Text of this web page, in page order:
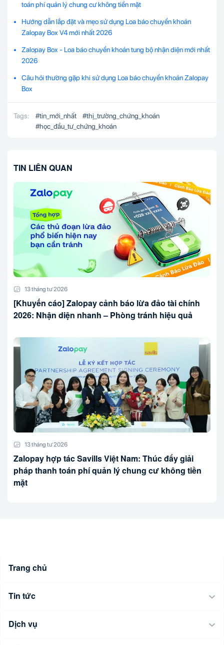
toán phí quản lý chung cư không tiền mặt
Hướng dẫn lắp đặt và mẹo sử dụng Loa báo chuyển khoản
Zalopay Box V4 mới nhất 2026
Zalopay Box - Loa báo chuyển khoản tung bộ nhận diện mới nhất
2026
Câu hỏi thường gặp khi sử dụng Loa báo chuyển khoản Zalopay
Box
Tags: #tin_mới_nhất #thị_trường_chứng_khoán
#học_đầu_tư_chứng_khoán
TIN LIÊN QUAN
13 tháng tư 2026
[Khuyến cáo] Zalopay cảnh báo lừa đảo tài chính
2026: Nhận diện nhanh – Phòng tránh hiệu quả
13 tháng tư 2026
Zalopay hợp tác Savills Việt Nam: Thúc đẩy giải
pháp thanh toán phí quản lý chung cư không tiền
mặt
Trang chủ
Tin tức
Dịch vụ